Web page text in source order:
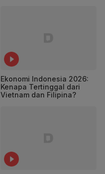
Ekonomi Indonesia 2026:
Kenapa Tertinggal dari
Vietnam dan Filipina?